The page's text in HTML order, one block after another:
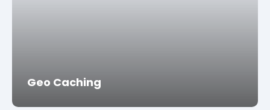
Geo Caching